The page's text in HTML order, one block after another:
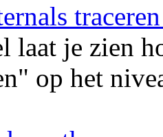
laat je zien
op het